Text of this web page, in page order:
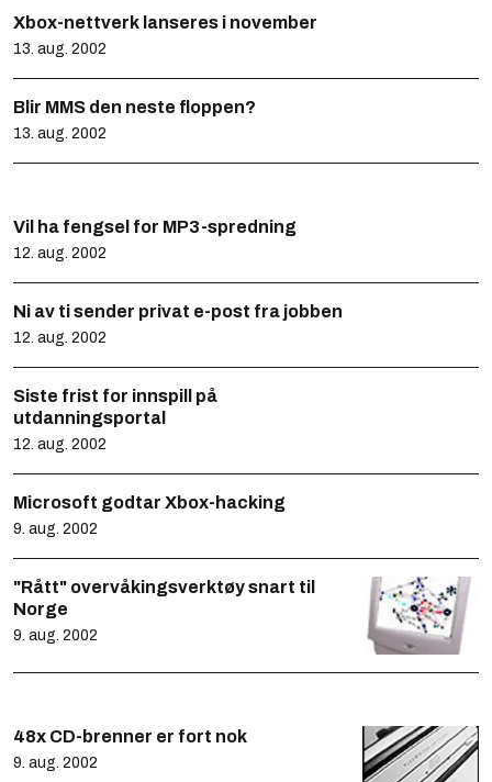
Xbox-nettverk lanseres i november
13. aug. 2002
Blir MMS den neste floppen?
13. aug. 2002
Vil ha fengsel for MP3-spredning
12. aug. 2002
Ni av ti sender privat e-post fra jobben
12. aug. 2002
Siste frist for innspill på
utdanningsportal
12. aug. 2002
Microsoft godtar Xbox-hacking
9. aug. 2002
"Rått" overvåkingsverktøy snart til
Norge
9. aug. 2002
48x CD-brenner er fort nok
9. aug. 2002